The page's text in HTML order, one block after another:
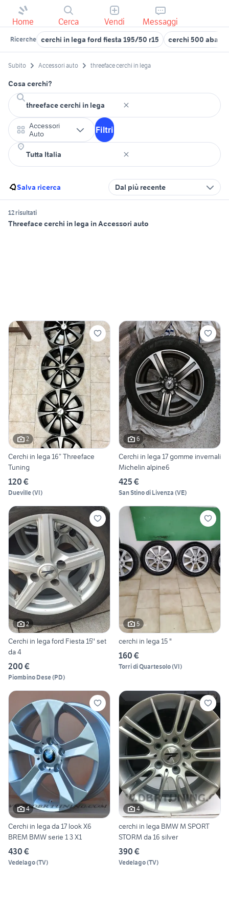
Home Cerca Vendi Messaggi
Ricerche cerchi in lega ford fiesta 195/50 r15 cerchi 500 abarth
Subito Accessori auto threeface cerchi in lega
Cosa cerchi?
Accessori
Auto
Filtri
Salva ricerca Dal più recente
12 risultati
Threeface cerchi in lega in Accessori auto
2
Cerchi in lega 16” Threeface
Tuning
120 €
Dueville(VI)
6
Cerchi in lega 17 gomme invernali
Michelin alpine6
425 €
San Stino di Livenza (VE)
2
Cerchi in lega ford Fiesta 15'' set
da 4
200 €
Piombino Dese(PD)
5
cerchi in lega 15 "
160 €
Torri di Quartesolo(VI)
4
Cerchi in lega da 17 look X6
BREM BMW serie 1 3 X1
430 €
Vedelago(TV)
4
cerchi in lega BMW M SPORT
STORM da 16 silver
390 €
Vedelago(TV)